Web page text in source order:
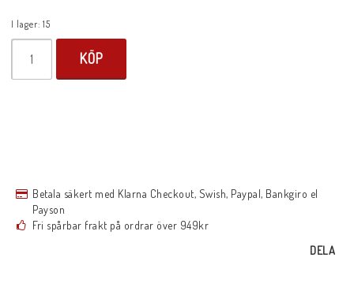
I lager: 15
KÖP
Betala säkert med Klarna Checkout, Swish, Paypal, Bankgiro el
Payson
Fri spårbar frakt på ordrar över 949kr
DELA